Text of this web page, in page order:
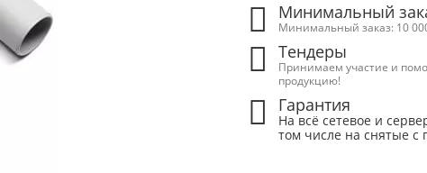
Минимальный
Минимальный заказ: 10
Тендеры
Принимаем участие и
продукцию!
Гарантия
На всё сетевое и
том числе на снятые с